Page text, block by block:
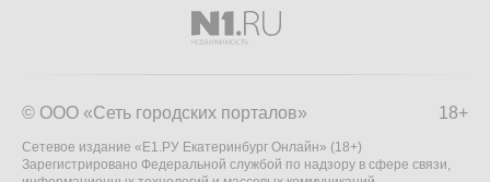
18+
© ООО «Сеть городских порталов»
Сетевое издание «Е1.РУ Екатеринбург Онлайн» (18+)
Зарегистрировано Федеральной службой по надзору в сфере связи,